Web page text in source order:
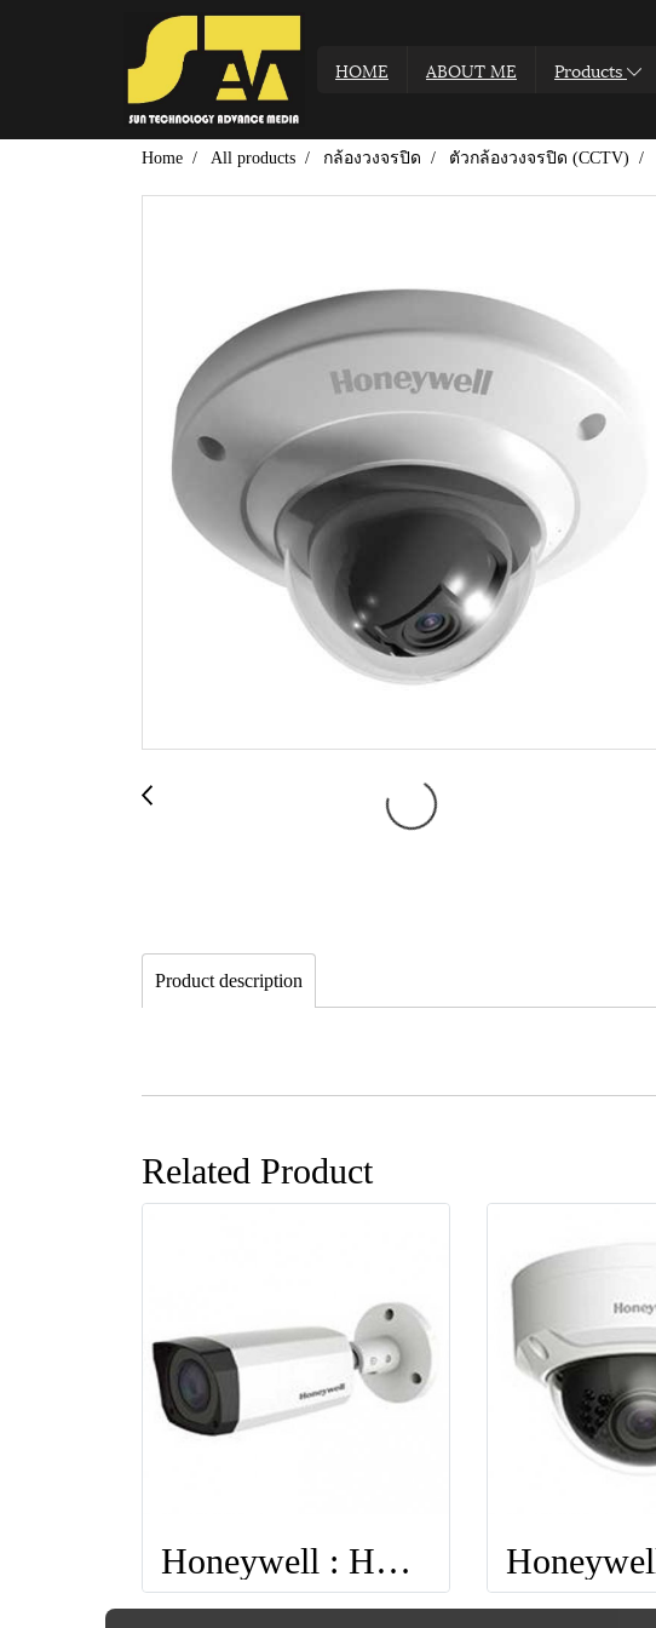
HOME ABOUT ME Products
Home All products กล้องวงจรปิด ตัวกล้องวงจรปิด (CCTV)
Product description
Related Product
Honeywell : HBW4PER2